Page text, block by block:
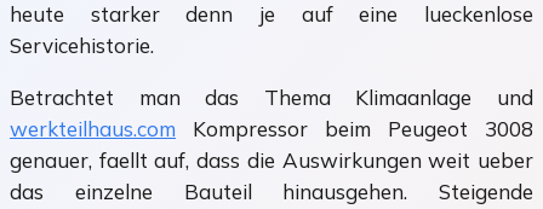
heute starker denn je auf eine lueckenlose
Servicehistorie.
Betrachtet man das Thema Klimaanlage und
werkteilhaus.com Kompressor beim Peugeot 3008
genauer, faellt auf, dass die Auswirkungen weit ueber
das einzelne Bauteil hinausgehen. Steigende